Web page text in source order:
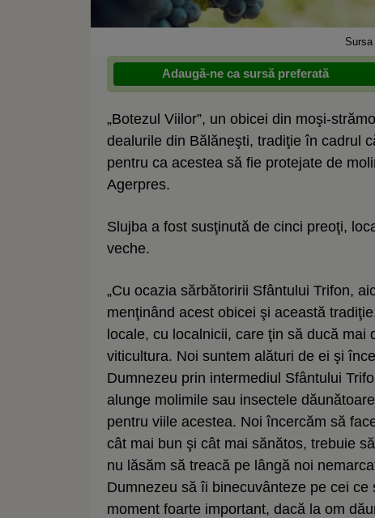
Adaugă-ne ca sursă preferată
„Botezul Viilor”, un obicei din moşi-
dealurile din Bălăneşti, tradiţie în cadrul
pentru ca acestea să fie protejate de
Agerpres.
Slujba a fost susţinută de cinci preoţi,
veche.
„Cu ocazia sărbătoririi Sfântului Trifon,
menţinând acest obicei şi această
locale, cu localnicii, care ţin să ducă mai
viticultura. Noi suntem alături de ei şi
Dumnezeu prin intermediul Sfântului
alunge molimile sau insectele
pentru viile acestea. Noi încercăm să
cât mai bun şi cât mai sănătos, trebuie
nu lăsăm să treacă pe lângă noi
Dumnezeu să îi binecuvânteze pe cei
moment foarte important, dacă la om